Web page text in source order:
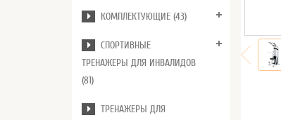
КОМПЛЕКТУЮЩИЕ (43)
СПОРТИВНЫЕ
ТРЕНАЖЕРЫ ДЛЯ ИНВАЛИДОВ
(81)
ТРЕНАЖЕРЫ ДЛЯ